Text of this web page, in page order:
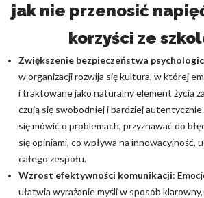
jak nie przenosić
korzyści ze
Zwiększenie bezpieczeństwa
w organizacji rozwija się kultura, w której
i traktowane jako naturalny element życia
czują się swobodniej i bardziej
się mówić o problemach, przyznawać do
się opiniami, co wpływa na innowacyjność,
całego zespołu.
Wzrost efektywności komunikacji:
ułatwia wyrażanie myśli w sposób